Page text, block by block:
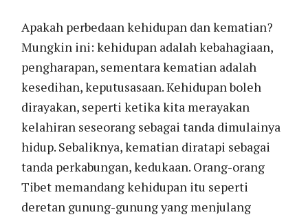
Apakah perbedaan kehidupan dan kematian?
Mungkin ini: kehidupan adalah kebahagiaan,
pengharapan, sementara kematian adalah
kesedihan, keputusasaan. Kehidupan boleh
dirayakan, seperti ketika kita merayakan
kelahiran seseorang sebagai tanda dimulainya
hidup. Sebaliknya, kematian diratapi sebagai
tanda perkabungan, kedukaan. Orang-orang
Tibet memandang kehidupan itu seperti
deretan gunung-gunung yang menjulang